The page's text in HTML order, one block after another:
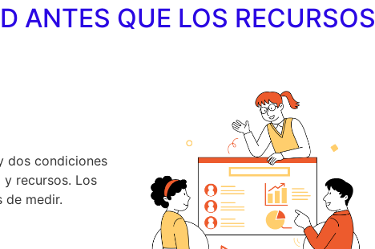
ANTES QUE LOS RECURSOS
dos condiciones
y recursos. Los
de medir.